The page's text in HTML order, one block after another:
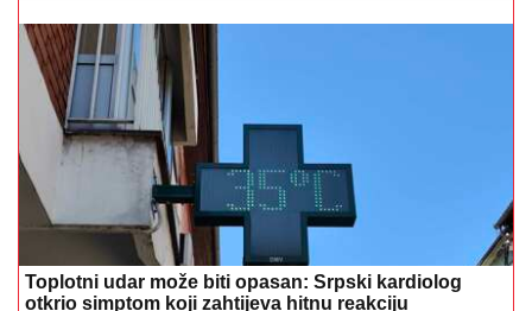
Toplotni udar može biti opasan: Srpski kardiolog
otkrio simptom koji zahtijeva hitnu reakciju